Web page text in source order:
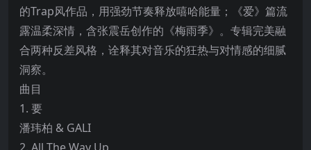
的Trap风作品，用强劲节奏释放嘻哈能量；《爱》篇流
露温柔深情，含张震岳创作的《梅雨季》。专辑完美融
合两种反差风格，诠释其对音乐的狂热与对情感的细腻
洞察。
曲目
1. 要
潘玮柏 & GALI